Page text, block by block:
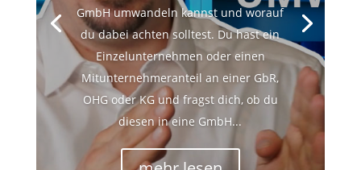
GmbH umwandeln kannst und worauf
du dabei achten solltest. Du hast ein
Einzelunternehmen oder einen
Mitunternehmeranteil an einer GbR,
OHG oder KG und fragst dich, ob du
diesen in eine GmbH...